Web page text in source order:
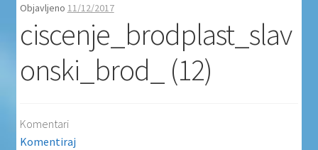
Košarica
Moj račun
Proizvodi
Objavljeno 11/12/2017
ciscenje_brodplast_slav
onski_brod_ (12)
Komentari
Komentiraj